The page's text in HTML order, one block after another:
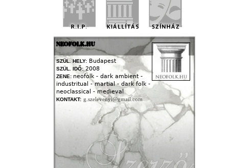
NEOFOLK.HU
SZÜL. HELY: Budapest
SZÜL. IDŐ: 2008
ZENE: neofolk - dark ambient -
industritual - martial - dark folk -
neoclassical - medieval
KONTAKT: g.szelevenyi@gmail.com